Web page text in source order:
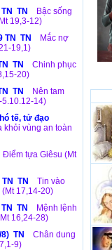
TN
Bậc sống
19,3-12)
TN TN
Mắc nợ
19,1)
TN
Chinh phục
20)
TN
Nên tam
5.10.12-14)
tế, tử đạo
khỏi vùng an toàn
Điểm tựa Giêsu (Mt
TN
Tin vào
17,14-20)
TN
Mệnh lệnh
16,24-28)
TN
Chân dung
9)